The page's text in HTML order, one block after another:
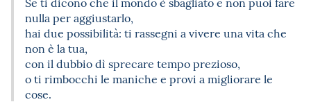
nulla per aggiustarlo,
hai due possibilità: ti rassegni a vivere una vita che
non è la tua,
con il dubbio dì sprecare tempo prezioso,
o ti rimbocchi le maniche e provi a migliorare le
cose.